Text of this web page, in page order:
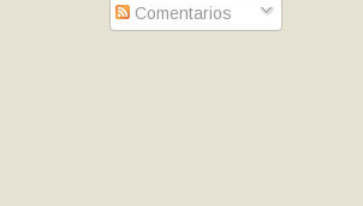
Comentarios